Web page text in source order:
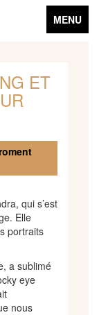
Toggle
navigation
MENU
ET
qui s’est
Elle
portraits
a sublimé
eye
nous